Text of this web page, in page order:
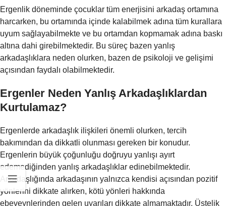
Ergenlik döneminde çocuklar tüm enerjisini arkadaş ortamına
harcarken, bu ortamında içinde kalabilmek adına tüm kurallara
uyum sağlayabilmekte ve bu ortamdan kopmamak adına baskı
altına dahi girebilmektedir. Bu süreç bazen yanlış
arkadaşlıklara neden olurken, bazen de psikoloji ve gelişimi
açısından faydalı olabilmektedir.
Ergenler Neden Yanlış Arkadaşlıklardan
Kurtulamaz?
Ergenlerde arkadaşlık ilişkileri önemli olurken, tercih
bakımından da dikkatli olunması gereken bir konudur.
Ergenlerin büyük çoğunluğu doğruyu yanlışı ayırt
edemediğinden yanlış arkadaşlıklar edinebilmektedir.
Arkadaşlığında arkadaşının yalnızca kendisi açısından pozitif
yönlerini dikkate alırken, kötü yönleri hakkında
ebeveynlerinden gelen uyarıları dikkate almamaktadır. Üstelik